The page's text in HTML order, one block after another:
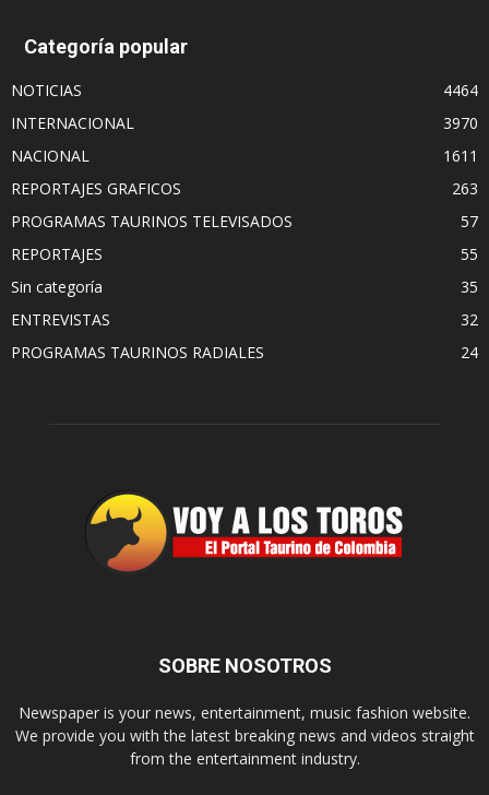
Categoría popular
NOTICIAS
4464
INTERNACIONAL
3970
NACIONAL
1611
REPORTAJES GRAFICOS
263
PROGRAMAS TAURINOS TELEVISADOS
57
REPORTAJES
55
Sin categoría
35
ENTREVISTAS
32
PROGRAMAS TAURINOS RADIALES
24
SOBRE NOSOTROS
Newspaper is your news, entertainment, music fashion website.
We provide you with the latest breaking news and videos straight
from the entertainment industry.